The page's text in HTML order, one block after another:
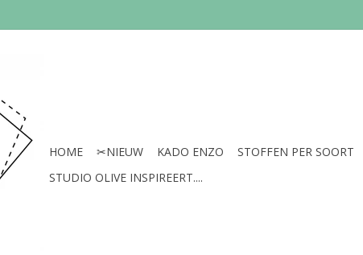
HOME ✂︎NIEUW KADO ENZO STOFFEN PER SOORT
STUDIO OLIVE INSPIREERT....